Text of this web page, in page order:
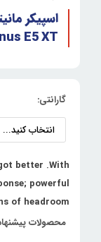
اسپیکر
E5 XT
گارانتی:
better .With
powerful
of headroom